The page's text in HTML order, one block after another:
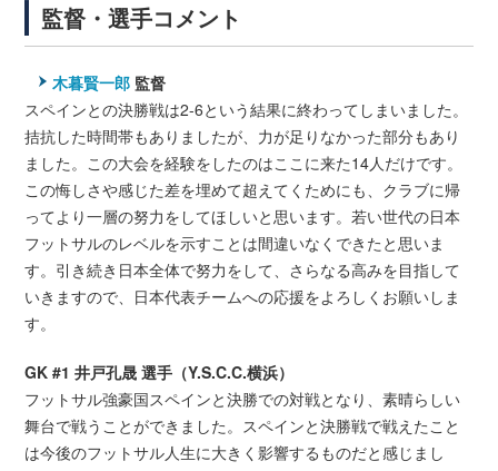
監督・選手コメント
木暮賢一郎 監督
スペインとの決勝戦は2-6という結果に終わってしまいました。
拮抗した時間帯もありましたが、力が足りなかった部分もあり
ました。この大会を経験をしたのはここに来た14人だけです。
この悔しさや感じた差を埋めて超えてくためにも、クラブに帰
ってより一層の努力をしてほしいと思います。若い世代の日本
フットサルのレベルを示すことは間違いなくできたと思いま
す。引き続き日本全体で努力をして、さらなる高みを目指して
いきますので、日本代表チームへの応援をよろしくお願いしま
す。
GK #1 井戸孔晟 選手（Y.S.C.C.横浜）
フットサル強豪国スペインと決勝での対戦となり、素晴らしい
舞台で戦うことができました。スペインと決勝戦で戦えたこと
は今後のフットサル人生に大きく影響するものだと感じまし